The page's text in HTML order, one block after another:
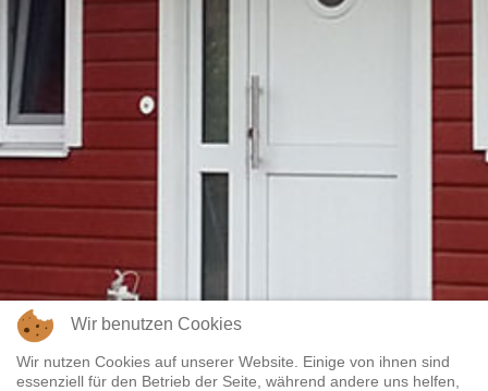
Wir benutzen Cookies
Wir nutzen Cookies auf unserer Website. Einige von ihnen sind
essenziell für den Betrieb der Seite, während andere uns helfen,